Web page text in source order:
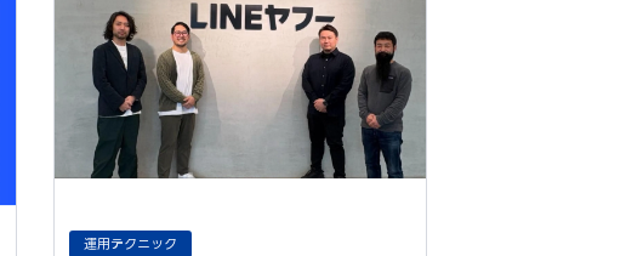
運用テクニック